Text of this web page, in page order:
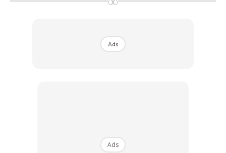
warna yang bervariasi (ia mempunyai 25 (Malaysia) pilihan,
melicinkan. Walaupun ia mempunyai kemasan matte dan
akan menyembunyikan noda dengan cepat, wajah anda
Ads
Ads